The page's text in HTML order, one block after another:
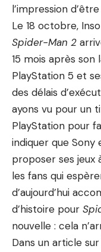
l’impression
Le 18 octobre,
Spider-Man 2
15 mois après
PlayStation 5 et
des délais
ayons vu pour un
PlayStation pour
indiquer que
proposer ses jeux
les fans qui
d’aujourd’hui
d’histoire pour
nouvelle : cela
Dans un article